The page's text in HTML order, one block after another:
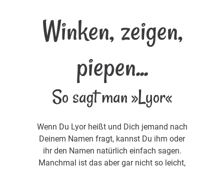
Winken, zeigen,
piepen...
So sagt man »Lyor«
Wenn Du Lyor heißt und Dich jemand nach
Deinem Namen fragt, kannst Du ihm oder
ihr den Namen natürlich einfach sagen.
Manchmal ist das aber gar nicht so leicht,